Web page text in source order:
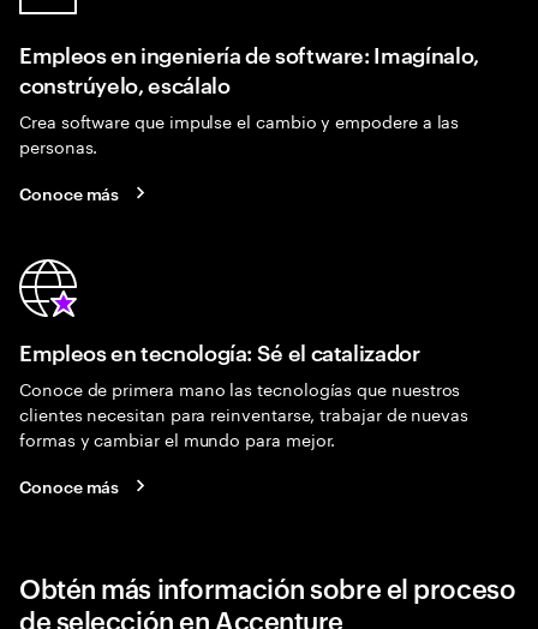
Empleos en ingeniería de software: Imagínalo,
constrúyelo, escálalo
Crea software que impulse el cambio y empodere a las
personas.
Conoce más
Empleos en tecnología: Sé el catalizador
Conoce de primera mano las tecnologías que nuestros
clientes necesitan para reinventarse, trabajar de nuevas
formas y cambiar el mundo para mejor.
Conoce más
Obtén más información sobre el proceso
de selección en Accenture